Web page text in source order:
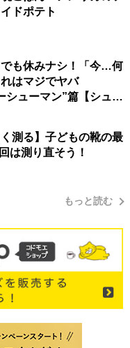
ドポテト
も休みナシ！「今…何
はマジでヤバ
ューマン”篇【シュー
測る】子どもの靴の最
は測り直そう！
もっと読む